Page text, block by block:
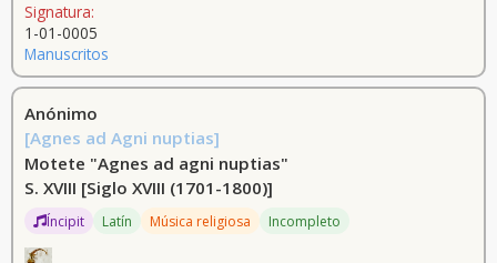
Signatura:
1-01-0005
Manuscritos
Anónimo
[Agnes ad Agni nuptias]
Motete "Agnes ad agni nuptias"
S. XVIII [Siglo XVIII (1701-1800)]
Íncipit Latín Música religiosa Incompleto